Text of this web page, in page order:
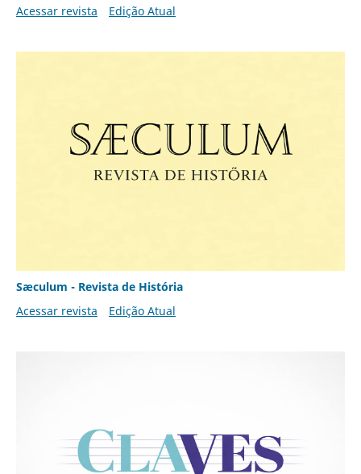
Acessar revista
Edição Atual
Sæculum - Revista de História
Acessar revista
Edição Atual